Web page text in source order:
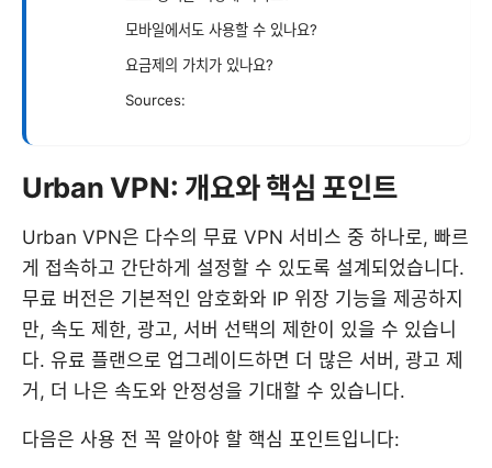
모바일에서도 사용할 수 있나요?
요금제의 가치가 있나요?
Sources:
Urban VPN: 개요와 핵심 포인트
Urban VPN은 다수의 무료 VPN 서비스 중 하나로, 빠르
게 접속하고 간단하게 설정할 수 있도록 설계되었습니다.
무료 버전은 기본적인 암호화와 IP 위장 기능을 제공하지
만, 속도 제한, 광고, 서버 선택의 제한이 있을 수 있습니
다. 유료 플랜으로 업그레이드하면 더 많은 서버, 광고 제
거, 더 나은 속도와 안정성을 기대할 수 있습니다.
다음은 사용 전 꼭 알아야 할 핵심 포인트입니다: